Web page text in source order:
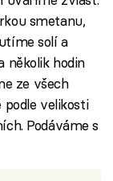
smetanu,
solí a
několik hodin
ze všech
velikosti
Podáváme s